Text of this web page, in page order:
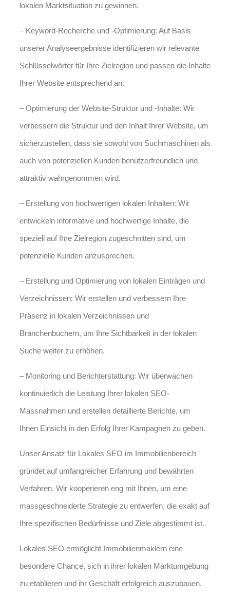
lokalen Marktsituation zu gewinnen.
– Keyword-Recherche und -Optimierung: Auf Basis
unserer Analyseergebnisse identifizieren wir relevante
Schlüsselwörter für Ihre Zielregion und passen die Inhalte
Ihrer Website entsprechend an.
– Optimierung der Website-Struktur und -Inhalte: Wir
verbessern die Struktur und den Inhalt Ihrer Website, um
sicherzustellen, dass sie sowohl von Suchmaschinen als
auch von potenziellen Kunden benutzerfreundlich und
attraktiv wahrgenommen wird.
– Erstellung von hochwertigen lokalen Inhalten: Wir
entwickeln informative und hochwertige Inhalte, die
speziell auf Ihre Zielregion zugeschnitten sind, um
potenzielle Kunden anzusprechen.
– Erstellung und Optimierung von lokalen Einträgen und
Verzeichnissen: Wir erstellen und verbessern Ihre
Präsenz in lokalen Verzeichnissen und
Branchenbüchern, um Ihre Sichtbarkeit in der lokalen
Suche weiter zu erhöhen.
– Monitoring und Berichterstattung: Wir überwachen
kontinuierlich die Leistung Ihrer lokalen SEO-
Massnahmen und erstellen detaillierte Berichte, um
Ihnen Einsicht in den Erfolg Ihrer Kampagnen zu geben.
Unser Ansatz für Lokales SEO im Immobilienbereich
gründet auf umfangreicher Erfahrung und bewährten
Verfahren. Wir kooperieren eng mit Ihnen, um eine
massgeschneiderte Strategie zu entwerfen, die exakt auf
Ihre spezifischen Bedürfnisse und Ziele abgestimmt ist.
Lokales SEO ermöglicht Immobilienmaklern eine
besondere Chance, sich in ihrer lokalen Marktumgebung
zu etablieren und ihr Geschäft erfolgreich auszubauen.